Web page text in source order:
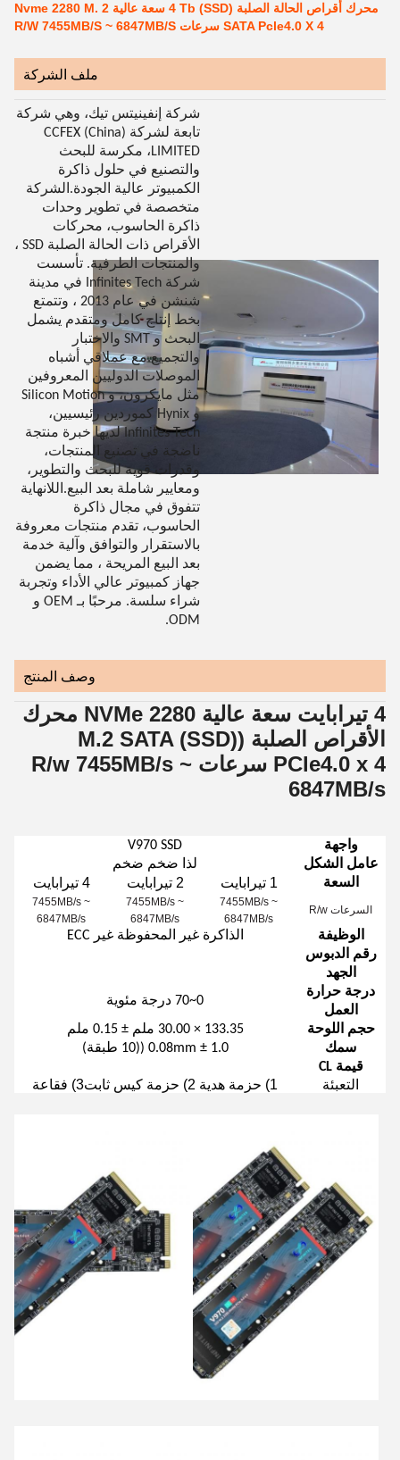
محرك أقراص الحالة الصلبة (SSD) 4 Tb سعة عالية Nvme 2280 M. 2
SATA Pcle4.0 X 4 سرعات R/W 7455MB/S ~ 6847MB/S
ملف الشركة
شركة إنفينيتس تيك، وهي شركة
تابعة لشركة CCFEX (China)
LIMITED، مكرسة للبحث
والتصنيع في حلول ذاكرة
الكمبيوتر عالية الجودة.الشركة
متخصصة في تطوير وحدات
ذاكرة الحاسوب، محركات
الأقراص ذات الحالة الصلبة SSD ،
والمنتجات الطرفية. تأسست
شركة Infinites Tech في مدينة
شنشن في عام 2013 ، وتتمتع
بخط إنتاج كامل ومتقدم يشمل
البحث و SMT والاختبار
والتجميع.مع عملاقي أشباه
الموصلات الدوليين المعروفين
مثل مايكرون، و Silicon Motion
و Hynix كموردين رئيسيين،
Infinites Tech لديها خبرة منتجة
ناضجة في تصنيع المنتجات،
وقدرات قوية للبحث والتطوير،
ومعايير شاملة بعد البيع.اللانهاية
تتفوق في مجال ذاكرة
الحاسوب، تقدم منتجات معروفة
بالاستقرار والتوافق وآلية خدمة
بعد البيع المريحة ، مما يضمن
جهاز كمبيوتر عالي الأداء وتجربة
شراء سلسة. مرحبًا بـ OEM و
ODM.
وصف المنتج
4 تيرابايت سعة عالية NVMe 2280 محرك
الأقراص الصلبة ((SSD) M.2 SATA
PCle4.0 x 4 سرعات R/w 7455MB/s ~
6847MB/s
واجهة
V970 SSD
عامل الشكل
لذا ضخم ضخم
السعة
1 تيرابايت 2 تيرابايت 4 تيرابايت
السرعات R/w
7455MB/s ~
6847MB/s
7455MB/s ~
6847MB/s
7455MB/s ~
6847MB/s
الوظيفة
الذاكرة غير المحفوظة غير ECC
رقم الدبوس
الجهد
درجة حرارة
العمل
0~70 درجة مئوية
حجم اللوحة
133.35 × 30.00 ملم ± 0.15 ملم
سمك
1.0 ± 0.08mm ((10 طبقة)
قيمة CL
التعبئة 1) حزمة هدية 2) حزمة كيس ثابت3) فقاعة